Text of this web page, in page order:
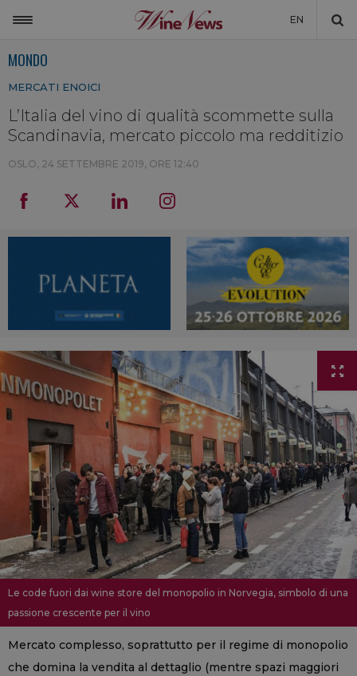
EN
NON SOLO VINO
WINENEWS TV
MONDO
MERCATI ENOICI
L’Italia del vino di qualità scommette sulla
Scandinavia, mercato piccolo ma redditizio
OSLO, 24 SETTEMBRE 2019, ORE 12:40
Le code fuori dai wine store del monopolio in Norvegia, simbolo di una
passione crescente per il vino
Mercato complesso, soprattutto per il regime di monopolio
che domina la vendita al dettaglio (mentre spazi maggiori